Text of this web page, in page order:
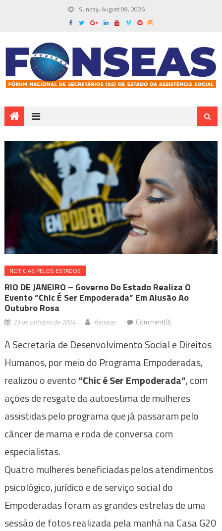
Sunday, August 09, 2026
NOTICIAS PELOS ESTADOS
RIO DE JANEIRO – Governo Do Estado Realiza O
Evento “Chic É Ser Empoderada” Em Alusão Ao
Outubro Rosa
23 de outubro de 2024 fonseas Comment(0)
A Secretaria de Desenvolvimento Social e Direitos
Humanos, por meio do Programa Empoderadas,
realizou o evento“Chic é Ser Empoderada”, com
ações de resgate da autoestima de mulheres
assistidas pelo programa que já passaram pelo
câncer de mama e roda de conversa com
especialistas.
Quatro mulheres beneficiadas pelos atendimentos
psicológico, jurídico e de serviço social do
Empoderadas foram as grandes estrelas de uma
sessão de fotos realizada pela manhã na Casa G20